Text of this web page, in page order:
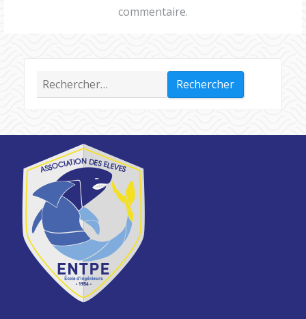
commentaire.
Rechercher :